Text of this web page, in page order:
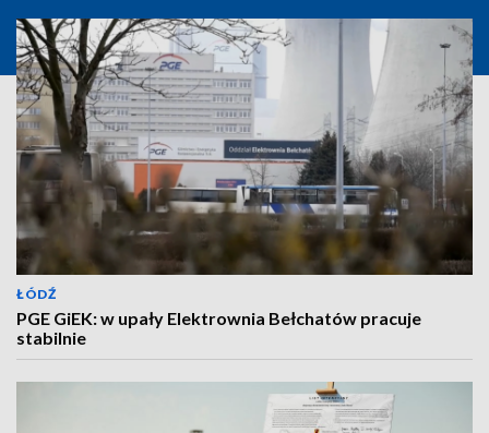
ŁÓDŹ
PGE GiEK: w upały Elektrownia Bełchatów pracuje
stabilnie